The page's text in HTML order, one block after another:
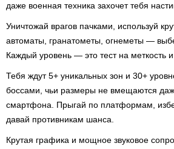
даже военная техника захочет тебя
Уничтожай врагов пачками, используй
автоматы, гранатометы, огнеметы —
Каждый уровень — это тест на меткость и
Тебя ждут 5+ уникальных зон и 30+
боссами, чьи размеры не вмещаются
смартфона. Прыгай по платформам,
давай противникам шанса.
Крутая графика и мощное звуковое